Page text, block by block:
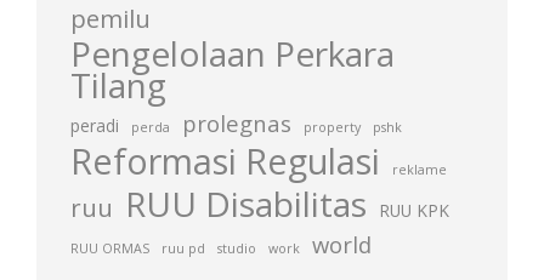
pemilu
Pengelolaan Perkara
Tilang
peradi perda prolegnas property pshk
Reformasi Regulasi reklame
ruu RUU Disabilitas RUU KPK
RUU ORMAS ruu pd studio work world